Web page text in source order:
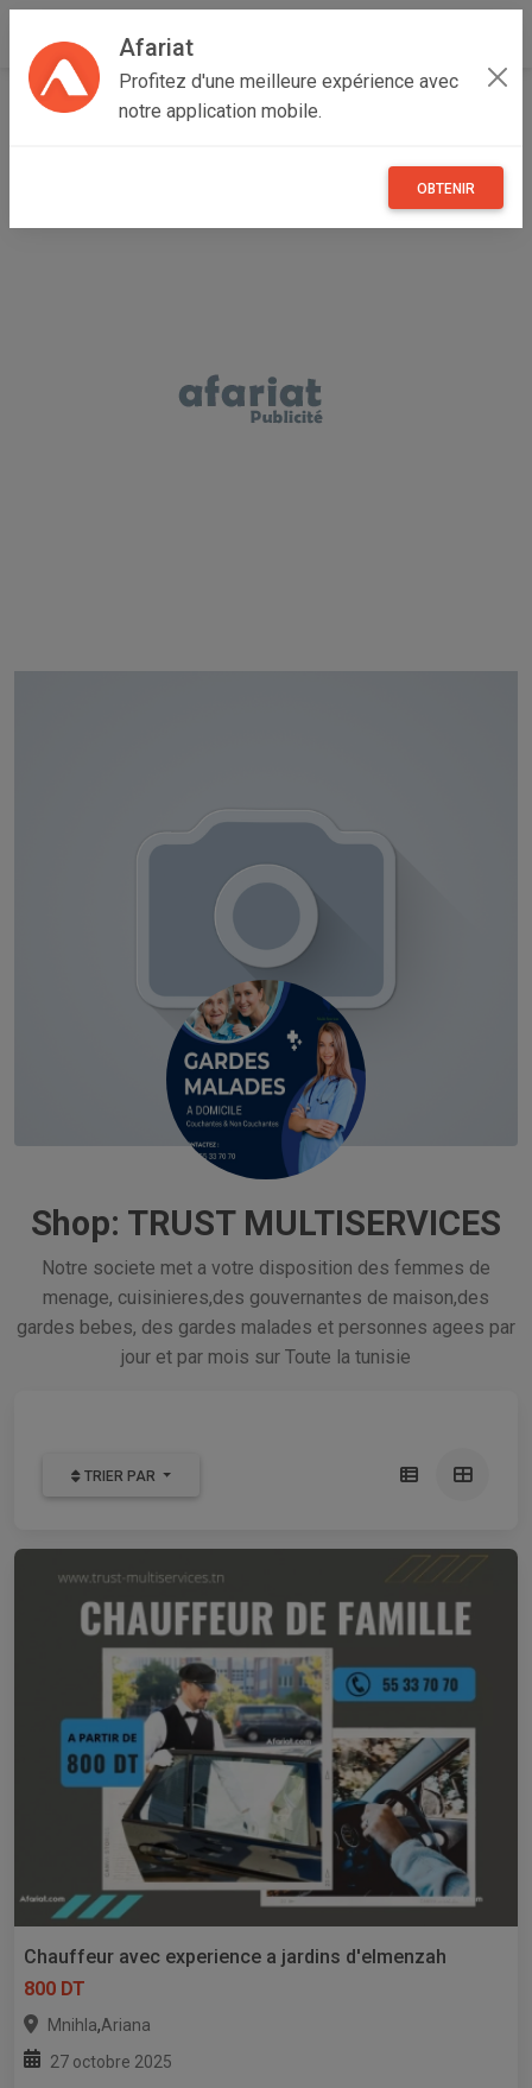
Afariat
Profitez d'une meilleure expérience avec
notre application mobile.
OBTENIR
Accueil Boutique de ENTREPRISE
Shop: TRUST MULTISERVICES
Notre societe met a votre disposition des femmes de
menage, cuisinieres,des gouvernantes de maison,des
gardes bebes, des gardes malades et personnes agees par
jour et par mois sur Toute la tunisie
TRIER PAR
Chauffeur avec experience a jardins d'elmenzah
800 DT
Mnihla,Ariana
27 octobre 2025